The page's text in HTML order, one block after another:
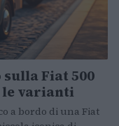
Fiat 500
le varianti
a bordo di una Fiat